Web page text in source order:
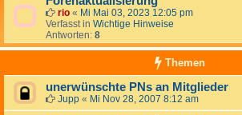
rio « Mi Mai 03, 2023 12:05 pm
Verfasst in Wichtige Hinweise
Antworten: 8
Themen
unerwünschte PNs an Mitglieder
Jupp « Mi Nov 28, 2007 8:12 am